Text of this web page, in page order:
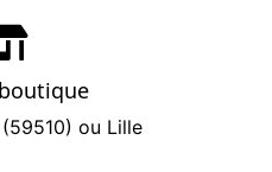
ou Lille